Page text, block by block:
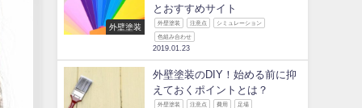
外壁塗装
とおすすめサイト
外壁塗装 注意点 シミュレーション
色組み合わせ
2019.01.23
外壁塗装のDIY！始める前に抑
えておくポイントとは？
外壁塗装 注意点 費用 足場